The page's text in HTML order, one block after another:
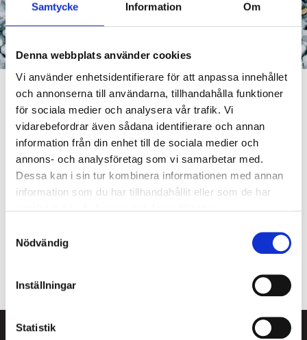
Samtycke Information Om
Denna webbplats använder cookies
Vi använder enhetsidentifierare för att anpassa innehållet
och annonserna till användarna, tillhandahålla funktioner
för sociala medier och analysera vår trafik. Vi
vidarebefordrar även sådana identifierare och annan
information från din enhet till de sociala medier och
annons- och analysföretag som vi samarbetar med.
Dessa kan i sin tur kombinera informationen med annan
information som du har tillhandahållit eller som de har
Nödvändig
Inställningar
Statistik
Som medlem i Lakritsrotens medlemsklubb får du
köpa 4 av våra populära cellofanpåsar och betala
endast för 3. Här hittar du massor av smarrig lakrits
från den saltaste saltlakritsen till mjuk sötlakrits,
karameller och lakrits doppad i choklad. Bara att
samband med att du genomför ditt köp.